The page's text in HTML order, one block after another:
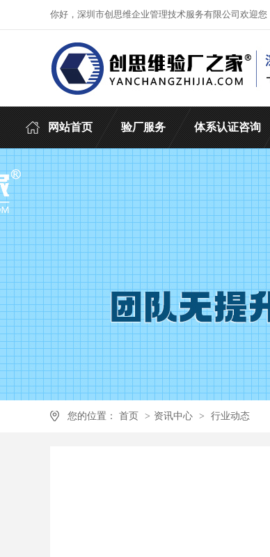
你好，深圳市创思维企业管理技术服务有限公司欢迎
网站首页 验厂服务 体系认证咨询
您的位置： 首页 > 资讯中心 > 行业动态